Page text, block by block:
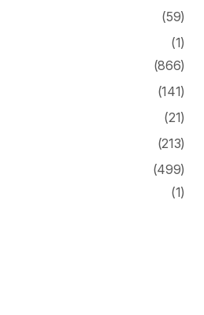
(59)
(1)
(866)
(141)
(21)
(213)
(499)
(1)